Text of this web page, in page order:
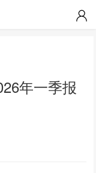
年一季报